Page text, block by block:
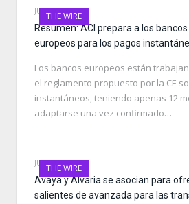
THE WIRE
JUNE 20, 2023
Resumen: ACI prepara a los
europeos para los pagos
Los bancos europeos están
el reglamento propuesto por la CE
instantáneos, teniendo apenas 12
adaptarse una vez confirmado…
THE WIRE
JUNE 20, 2023
Avaya y Alvaria se asocian para
salientes de avanzada para las